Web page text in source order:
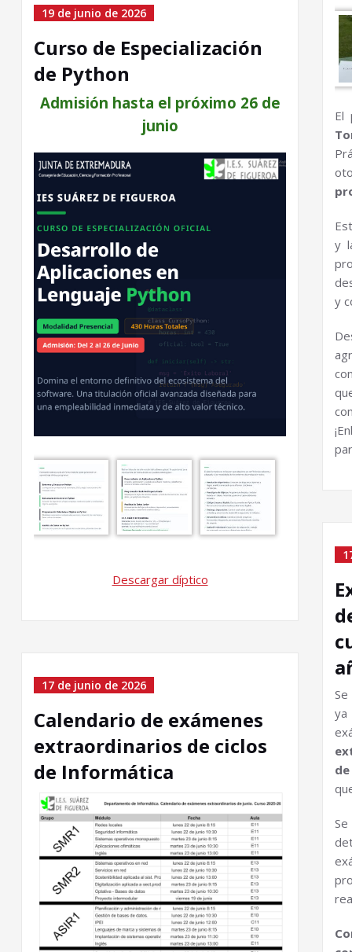
19 de junio de 2026
Curso de Especialización
de Python
Admisión hasta el próximo 26 de
junio
Descargar díptico
17 de junio de 2026
Calendario de exámenes
extraordinarios de ciclos
de Informática
El
y
y
ya